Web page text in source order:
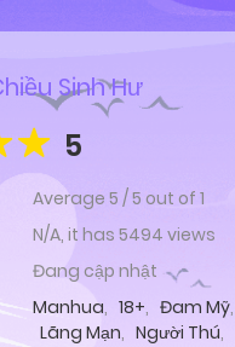
Sinh Hư
5
Average 5 /5 out of 1
N/A, it has 5494 views
Đang cập nhật
Manhua, 18+, Đam Mỹ,
Lãng Mạn, Người Thú,